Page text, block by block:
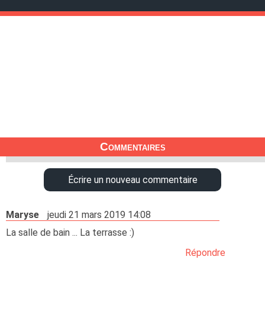
Commentaires
Écrire un nouveau commentaire
Maryse
jeudi 21 mars 2019 14:08
La salle de bain ... La terrasse :)
Répondre